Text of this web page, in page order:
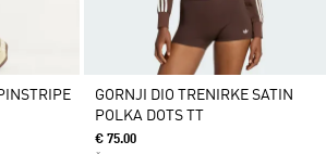
GORNJI DIO TRENIRKE SATIN
POLKA DOTS TT
€ 75.00